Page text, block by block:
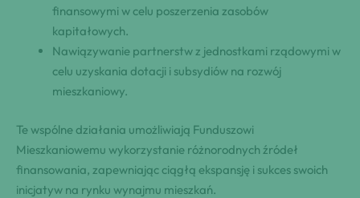
finansowymi w celu poszerzenia zasobów
kapitałowych.
Nawiązywanie partnerstw z jednostkami rządowymi w
celu uzyskania dotacji i subsydiów na rozwój
mieszkaniowy.
Te wspólne działania umożliwiają Funduszowi
Mieszkaniowemu wykorzystanie różnorodnych źródeł
finansowania, zapewniając ciągłą ekspansję i sukces swoich
inicjatyw na rynku wynajmu mieszkań.